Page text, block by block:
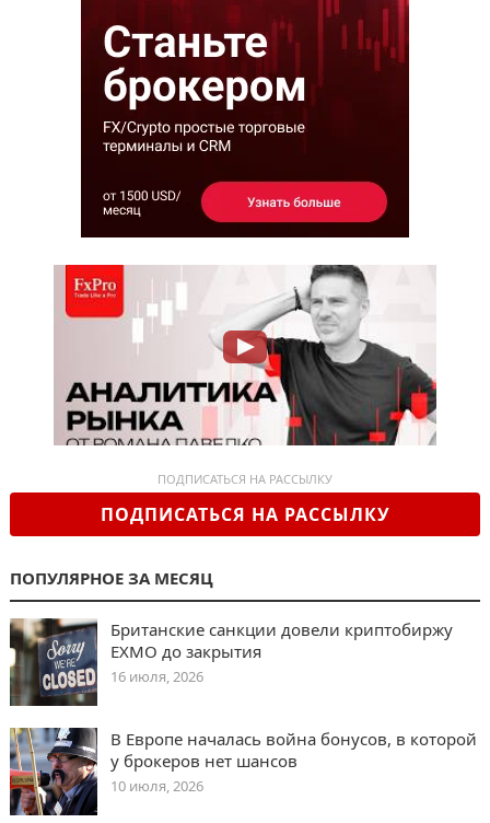
ПОДПИСАТЬСЯ НА РАССЫЛКУ
ПОДПИСАТЬСЯ НА РАССЫЛКУ
ПОПУЛЯРНОЕ ЗА МЕСЯЦ
Британские санкции довели криптобиржу
EXMO до закрытия
16 июля, 2026
В Европе началась война бонусов, в которой
у брокеров нет шансов
10 июля, 2026